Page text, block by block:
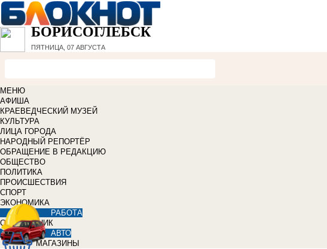
БОРИСОГЛЕБСК
ПЯТНИЦА, 07 АВГУСТА
МЕНЮ
АФИША
КРАЕВЕДЧЕСКИЙ МУЗЕЙ
КУЛЬТУРА
ЛИЦА ГОРОДА
НАРОДНЫЙ РЕПОРТЁР
ОБРАЩЕНИЕ В РЕДАКЦИЮ
ОБЩЕСТВО
ПОЛИТИКА
ПРОИСШЕСТВИЯ
СПОРТ
ЭКОНОМИКА
РАБОТА
СПРАВОЧНИК
АВТО
МАГАЗИНЫ